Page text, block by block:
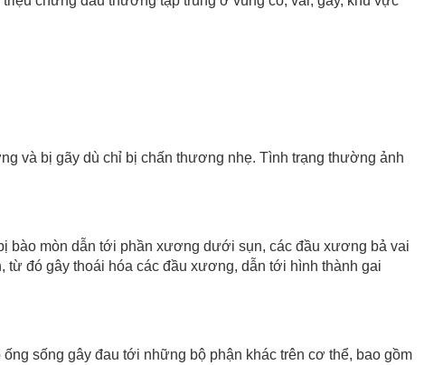
và bị gãy dù chỉ bị chấn thương nhẹ. Tình trạng thường ảnh
bào mòn dẫn tới phần xương dưới sụn, các đầu xương bả vai
đó gây thoái hóa các đầu xương, dẫn tới hình thành gai
sống gây đau tới những bộ phận khác trên cơ thể, bao gồm